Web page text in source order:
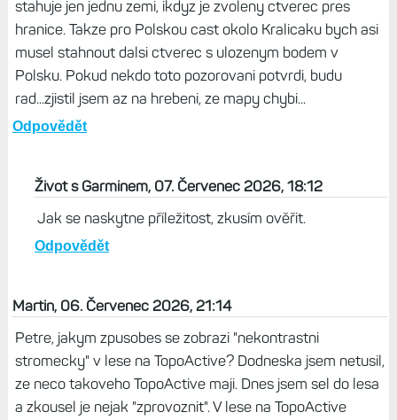
stahuje jen jednu zemi, ikdyz je zvoleny ctverec pres
hranice. Takze pro Polskou cast okolo Kralicaku bych asi
musel stahnout dalsi ctverec s ulozenym bodem v
Polsku. Pokud nekdo toto pozorovani potvrdi, budu
rad...zjistil jsem az na hrebeni, ze mapy chybi...
Odpovědět
Život s Garminem, 07. Červenec 2026, 18:12
Jak se naskytne příležitost, zkusím ověřit.
Odpovědět
Martin, 06. Červenec 2026, 21:14
Petre, jakym zpusobes se zobrazi "nekontrastni
stromecky" v lese na TopoActive? Dodneska jsem netusil,
ze neco takoveho TopoActive maji. Dnes jsem sel do lesa
a zkousel je nejak "zprovoznit". V lese na TopoActive